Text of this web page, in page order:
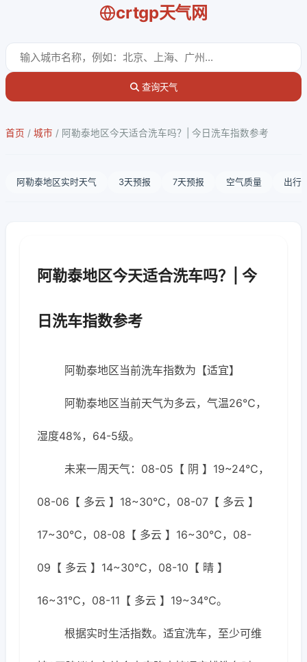
crtgp天气网
查询天气
首页 / 城市 / 阿勒泰地区今天适合洗车吗？| 今日洗车指数参考
阿勒泰地区实时天气 3天预报 7天预报 空气质量 出行
阿勒泰地区今天适合洗车吗？| 今
日洗车指数参考
阿勒泰地区当前洗车指数为【适宜】
阿勒泰地区当前天气为多云，气温26℃，
湿度48%，64-5级。
未来一周天气：08-05【 阴 】19~24℃，
08-06【 多云 】18~30℃，08-07【 多云 】
17~30℃，08-08【 多云 】16~30℃，08-
09【 多云 】14~30℃，08-10【 晴 】
16~31℃，08-11【 多云 】19~34℃。
根据实时生活指数。适宜洗车，至少可维